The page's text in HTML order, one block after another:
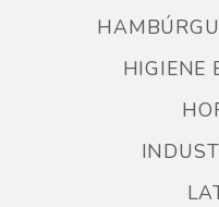
HIGIENE